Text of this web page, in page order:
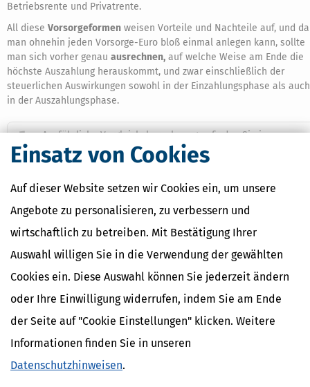
Einsatz von Cookies
Auf dieser Website setzen wir Cookies ein, um unsere
Angebote zu personalisieren, zu verbessern und
wirtschaftlich zu betreiben. Mit Bestätigung Ihrer
Auswahl willigen Sie in die Verwendung der gewählten
Cookies ein. Diese Auswahl können Sie jederzeit ändern
oder Ihre Einwilligung widerrufen, indem Sie am Ende
der Seite auf "Cookie Einstellungen" klicken. Weitere
Informationen finden Sie in unseren
Datenschutzhinweisen.
Betriebsrente und Privatrente.
All diese Vorsorgeformen weisen Vorteile und Nachteile auf, und da
man ohnehin jeden Vorsorge-Euro bloß einmal anlegen kann, sollte
man sich vorher genau ausrechnen, auf welche Weise am Ende die
höchste Auszahlung herauskommt, und zwar einschließlich der
steuerlichen Auswirkungen sowohl in der Einzahlungsphase als auch
in der Auszahlungsphase.
Ausführliche Vergleichsberechnungen finden Sie im
Ratgeber von Finanzmathematiker Werner Siepe
Rentenlücke schließen: Welche Zusatzrente ist für Sie die
(MS)
Ähnliche Themen
Altersvorsorge, Rente & Finanzen
Finanzamt & Formalitäten
Verwandte Lexikon-Begriffe
Arbeitnehmer
Altersvorsorge